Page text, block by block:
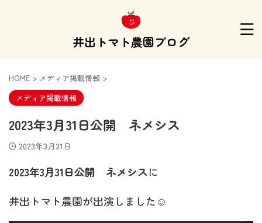
井出トマト農園ブログ
HOME > メディア掲載情報 >
メディア掲載情報
2023年3月31日公開 ネメシス
2023年3月31日
2023年3月31日公開 ネメシスに
井出トマト農園が出演しました☺️